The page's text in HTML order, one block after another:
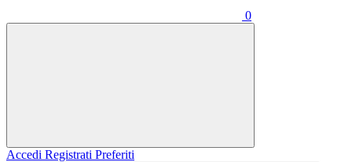
0
Accedi Registrati Preferiti